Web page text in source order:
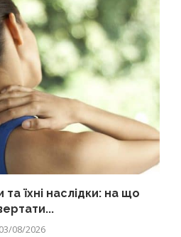
їхні наслідки: на що
03/08/2026